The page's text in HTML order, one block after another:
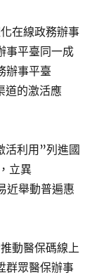
在線政務辦事
事平臺同一成
辦事平臺
道的激活應
活利用”列進國
立異
舉動普遍惠
動醫保碼線上
群眾醫保辦事